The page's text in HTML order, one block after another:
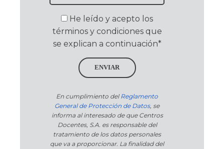
He leído y acepto los
términos y condiciones que
se explican a continuación*
ENVIAR
En cumplimiento delReglamento
General de Protección de Datos, se
informa al interesado de que Centros
Docentes, S.A. es responsable del
tratamiento de los datos personales
que va a proporcionar. La finalidad del